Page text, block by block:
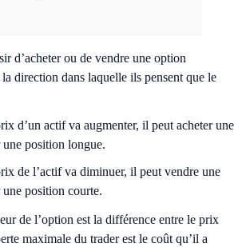
d’acheter ou de vendre une option
direction dans laquelle ils pensent que le
d’un actif va augmenter, il peut acheter une
position longue.
de l’actif va diminuer, il peut vendre une
position courte.
de l’option est la différence entre le prix
maximale du trader est le coût qu’il a